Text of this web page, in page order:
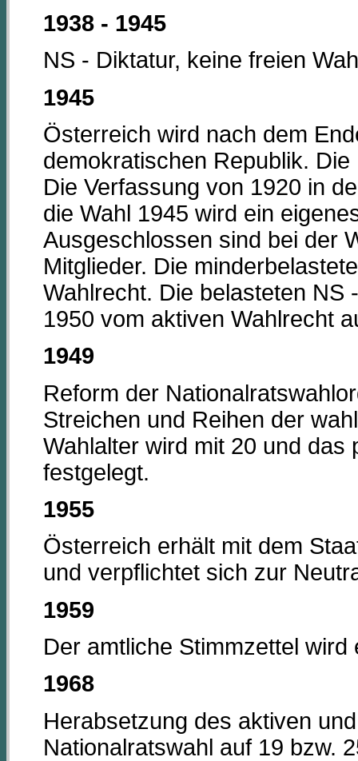
1938 - 1945
NS - Diktatur, keine freien
1945
Österreich wird nach dem
demokratischen Republik.
Die Verfassung von 1920 in
die Wahl 1945 wird ein
Ausgeschlossen sind bei der
Mitglieder. Die
Wahlrecht. Die belasteten NS
1950 vom aktiven Wahlrecht
1949
Reform der
Streichen und Reihen der
Wahlalter wird mit 20 und das
festgelegt.
1955
Österreich erhält mit dem
und verpflichtet sich zur
1959
Der amtliche Stimmzettel wird
1968
Herabsetzung des aktiven
Nationalratswahl auf 19 bzw.